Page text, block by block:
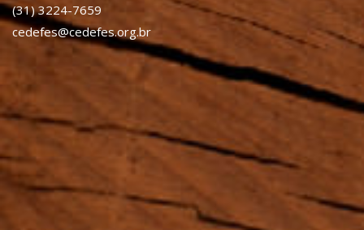
(31) 3224-7659
cedefes@cedefes.org.br